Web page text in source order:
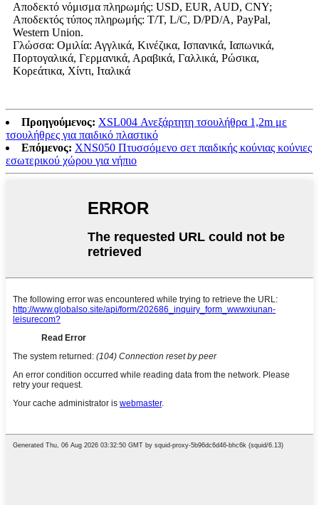
Αποδεκτό νόμισμα πληρωμής: USD, EUR, AUD, CNY;
Αποδεκτός τύπος πληρωμής: T/T, L/C, D/PD/A, PayPal,
Western Union.
Γλώσσα: Ομιλία: Αγγλικά, Κινέζικα, Ισπανικά, Ιαπωνικά,
Πορτογαλικά, Γερμανικά, Αραβικά, Γαλλικά, Ρώσικα,
Κορεάτικα, Χίντι, Ιταλικά
Προηγούμενος: XSL004 Ανεξάρτητη τσουλήθρα 1,2m με
τσουλήθρες για παιδικό πλαστικό
Επόμενος: XNS050 Πτυσσόμενο σετ παιδικής κούνιας κούνιες
εσωτερικού χώρου για νήπιο